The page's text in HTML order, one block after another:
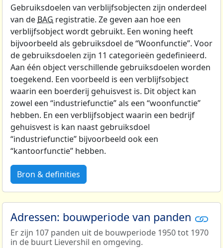
Gebruiksdoelen van verblijfsobjecten zijn onderdeel
van de BAG registratie. Ze geven aan hoe een
verblijfsobject wordt gebruikt. Een woning heeft
bijvoorbeeld als gebruiksdoel de “Woonfunctie”. Voor
de gebruiksdoelen zijn 11 categorieën gedefinieerd.
Aan één object verschillende gebruiksdoelen worden
toegekend. Een voorbeeld is een verblijfsobject
waarin een boerderij gehuisvest is. Dit object kan
zowel een “industriefunctie” als een “woonfunctie”
hebben. En een verblijfsobject waarin een bedrijf
gehuisvest is kan naast gebruiksdoel
“industriefunctie” bijvoorbeeld ook een
“kantoorfunctie” hebben.
Bron & definities
Adressen: bouwperiode van panden
Er zijn 107 panden uit de bouwperiode 1950 tot 1970
in de buurt Lievershil en omgeving.